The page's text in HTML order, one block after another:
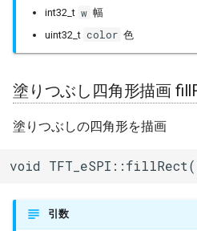
int32_t w 幅
uint32_t color 色
塗りつぶし四角形描画
塗りつぶしの四角形を描画
void
引数